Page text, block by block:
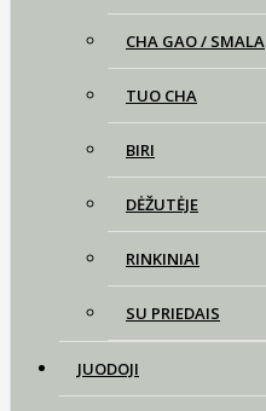
CHA GAO / SMALA
TUO CHA
BIRI
DĖŽUTĖJE
RINKINIAI
SU PRIEDAIS
JUODOJI